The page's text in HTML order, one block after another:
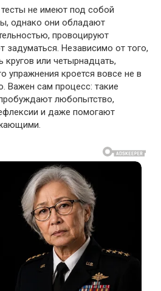
не имеют под собой
однако они обладают
провоцируют
задуматься. Независимо от того,
кругов или четырнадцать,
упражнения кроется вовсе не в
Важен сам процесс: такие
любопытство,
и даже помогают